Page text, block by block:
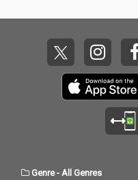
Genre- All Genres